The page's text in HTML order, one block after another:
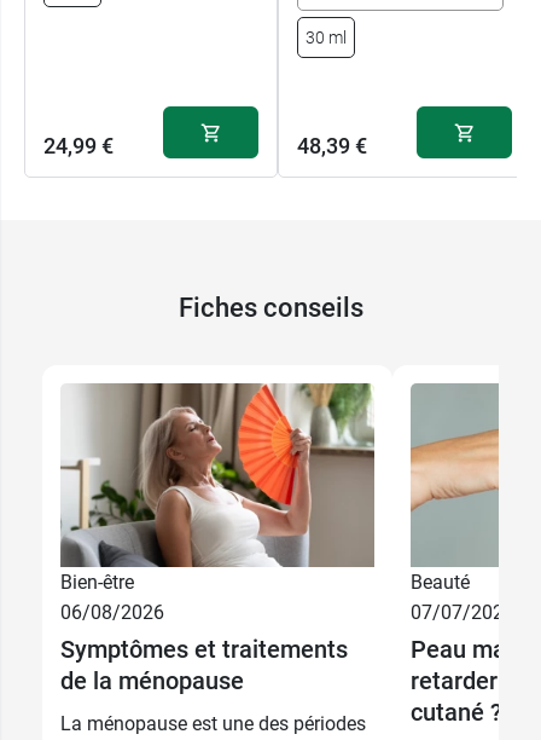
24,99 €
30 ml
48,39 €
de nuit offert
48,39 €
48,39 €
Fiches conseils
Bien-être
06/08/2026
Symptômes et traitements
de la ménopause
La ménopause est une des périodes
Beauté
07/07/2026
Peau
retarder le
cutané ?